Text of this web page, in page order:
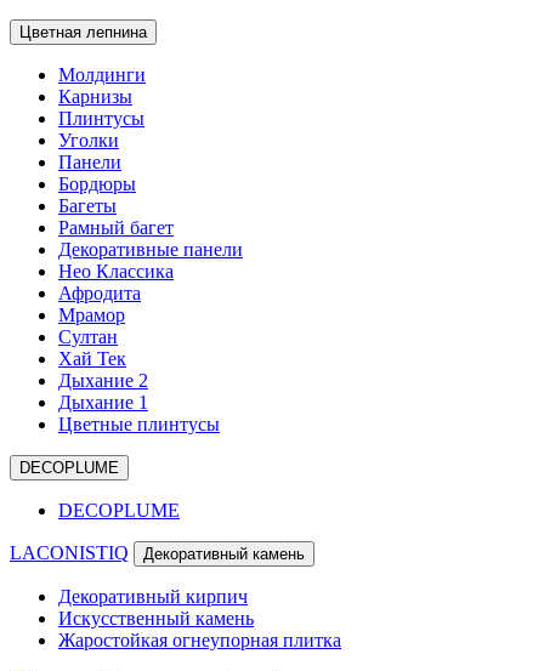
Цветная лепнина
Молдинги
Карнизы
Плинтусы
Уголки
Панели
Бордюры
Багеты
Рамный багет
Декоративные панели
Нео Классика
Афродита
Мрамор
Султан
Хай Тек
Дыхание 2
Дыхание 1
Цветные плинтусы
DECOPLUME
DECOPLUME
LACONISTIQ Декоративный камень
Декоративный кирпич
Искусственный камень
Жаростойкая огнеупорная плитка